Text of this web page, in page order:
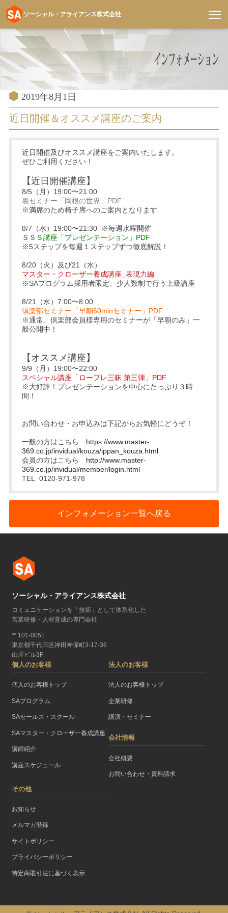
テ
ン
ソーシャル・アライアンス株式会社
投
稿
日:
2019年8月1日
近日開催＆オススメ講座のご案内
近日開催及びオススメ講座をご案内いたします。
ぜひご利用ください！
【近日開催講座】
8/5（月）19:00〜21:00
裏セミナー「岡根の世界」PDF
※満席のため椅子席へのご案内となります
8/7（水）19:00〜21:30 ※毎週水曜開催
ＳＳＳ講座「プレゼンテーション」PDF
※5ステップを毎週１ステップずつ徹底解説！
8/20（火）及び21（水）
マスター・クローザー養成講座_表現力編
※SAプログラム採用者限定、少人数制で行う上級講座
8/21（水）7:00〜8:00
倶楽部セミナー「早朝60minセミナー」PDF
※通常、倶楽部会員様専用のセミナーが「早朝のみ」一
般公開中！
【オススメ講座】
9/9（月）19:00〜22:00
スペシャル講座「ロープレ三昧 第三弾」PDF
※大好評！プレゼンテーションを中心にたっぷり３時
間！
お問い合わせ・お申込みは下記からお気軽にどうぞ！
一般の方はこちら https://www.master-
369.co.jp/invidual/kouza/ippan_kouza.html
会員の方はこちら http://www.master-
369.co.jp/invidual/member/login.html
TEL 0120-971-978
インフォメーション一覧へ戻る
ソーシャル・アライアンス株式会社
コミュニケーションを「技術」として体系化した
営業研修・人材育成の専門会社
〒101-0051
東京都千代田区神田神保町3-17-36
山屋ビル3F
個人のお客様
個人のお客様トップ
SAプログラム
SAセールス・スクール
SAマスター・クローザー養成講座
講師紹介
講座スケジュール
法人のお客様
法人のお客様トップ
企業研修
講演・セミナー
会社情報
会社概要
お問い合わせ・資料請求
その他
お知らせ
メルマガ登録
サイトポリシー
プライバシーポリシー
特定商取引法に基づく表示